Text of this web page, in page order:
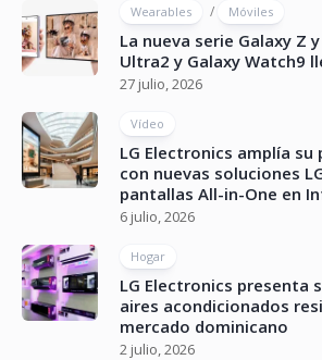
Wearables / Móviles
La nueva serie Galaxy Z
Ultra2 y Galaxy Watch9
27 julio, 2026
Vídeo
LG Electronics amplía su
con nuevas soluciones
pantallas All-in-One en
6 julio, 2026
Hogar
LG Electronics presenta
aires acondicionados
mercado dominicano
2 julio, 2026